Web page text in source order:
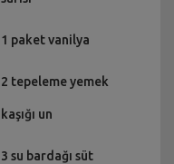
1 paket vanilya
2 tepeleme yemek
kaşığı un
3 su bardağı süt